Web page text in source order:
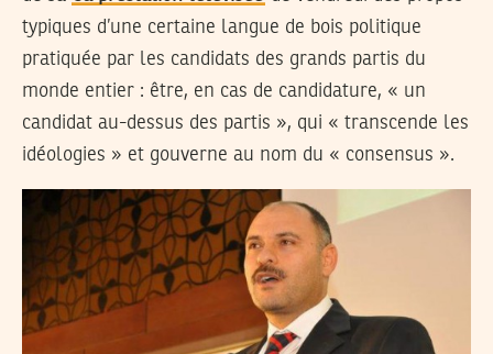
typiques d’une certaine langue de bois politique
pratiquée par les candidats des grands partis du
monde entier : être, en cas de candidature, « un
candidat au-dessus des partis », qui « transcende les
idéologies » et gouverne au nom du « consensus ».